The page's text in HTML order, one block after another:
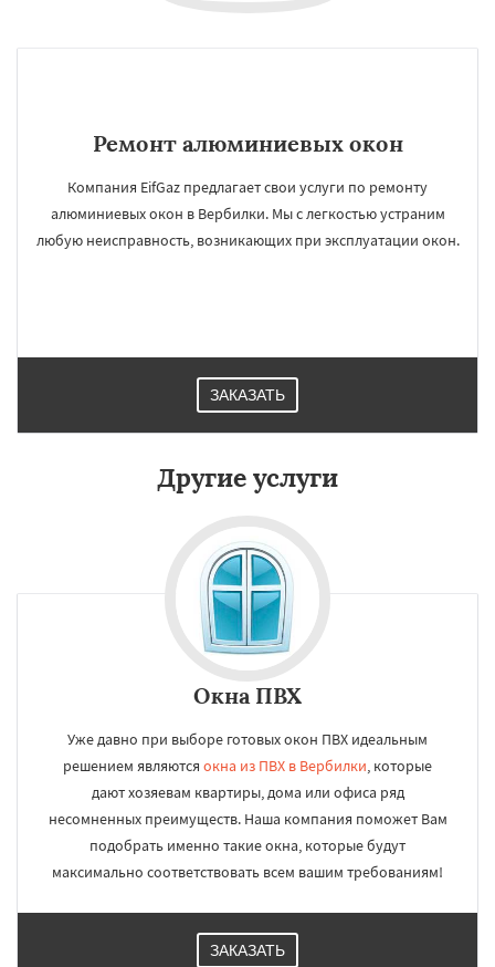
Ремонт алюминиевых окон
Компания EifGaz предлагает свои услуги по ремонту
алюминиевых окон в Вербилки. Мы с легкостью устраним
любую неисправность, возникающих при эксплуатации окон.
ЗАКАЗАТЬ
Другие услуги
Окна ПВХ
Уже давно при выборе готовых окон ПВХ идеальным
решением являются окна из ПВХ в Вербилки, которые
дают хозяевам квартиры, дома или офиса ряд
несомненных преимуществ. Наша компания поможет Вам
подобрать именно такие окна, которые будут
максимально соответствовать всем вашим требованиям!
ЗАКАЗАТЬ